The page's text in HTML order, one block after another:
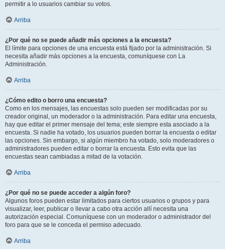
permitir a lo usuarios cambiar su votos.
Arriba
¿Por qué no se puede añadir más opciones a la encuesta?
El límite para opciones de una encuesta está fijado por la administración. Si
necesita añadir más opciones a la encuesta, comuníquese con La
Administración.
Arriba
¿Cómo edito o borro una encuesta?
Como en los mensajes, las encuestas solo pueden ser modificadas por su
creador original, un moderador o la administración. Para editar una encuesta,
hay que editar el primer mensaje del tema; este siempre esta asociado a la
encuesta. Si nadie ha votado, los usuarios pueden borrar la encuesta o editar
las opciones. Sin embargo, si algún miembro ha votado, solo moderadores o
administradores pueden editar o borrar la encuesta. Esto evita que las
encuestas sean cambiadas a mitad de la votación.
Arriba
¿Por qué no se puede acceder a algún foro?
Algunos foros pueden estar limitados para ciertos usuarios o grupos y para
visualizar, leer, publicar o llevar a cabo otra acción allí necesita una
autorización especial. Comuníquese con un moderador o administrador del
foro para que se le conceda el permiso adecuado.
Arriba